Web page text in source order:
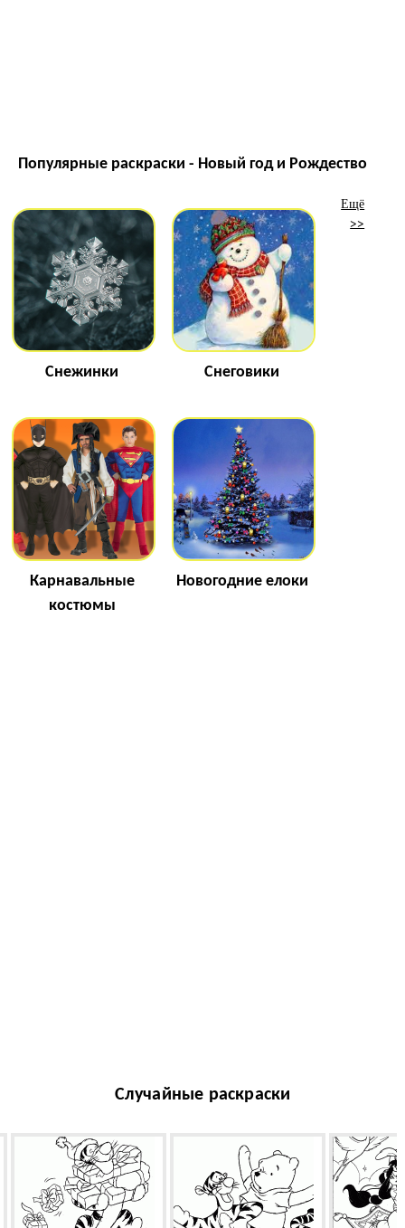
Популярные раскраски - Новый год и Рождество
Снежинки Снеговики
Карнавальные
костюмы
Новогодние елоки
Ещё
>>
Случайные раскраски